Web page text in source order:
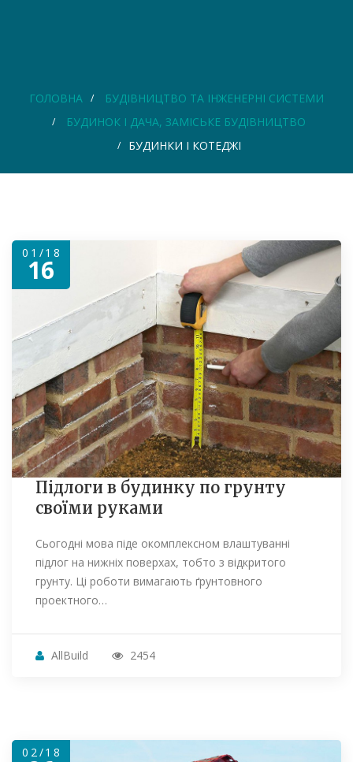
ГОЛОВНА
БУДІВНИЦТВО ТА ІНЖЕНЕРНІ СИСТЕМИ
БУДИНОК І ДАЧА, ЗАМІСЬКЕ БУДІВНИЦТВО
БУДИНКИ І КОТЕДЖІ
01/18
16
Підлоги в будинку по грунту
своїми руками
Сьогодні мова піде окомплексном влаштуванні
підлог на нижніх поверхах, тобто з відкритого
грунту. Ці роботи вимагають ґрунтовного
проектного…
AllBuild 2454
02/18